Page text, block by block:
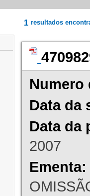
1 resultados
Numero
Data da
Data da
2007
Ementa: